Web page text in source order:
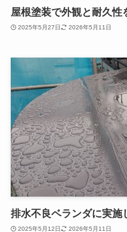
屋根塗装で外観と耐久性
2025年5月27日 2026年5月11日
排水不良ベランダに実施
2025年5月12日 2026年5月11日